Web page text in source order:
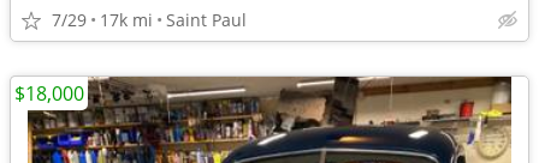
7/29 17k mi Saint Paul
$18,000